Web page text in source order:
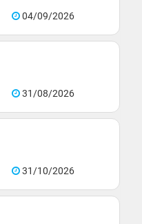
04/09/2026
31/08/2026
31/10/2026